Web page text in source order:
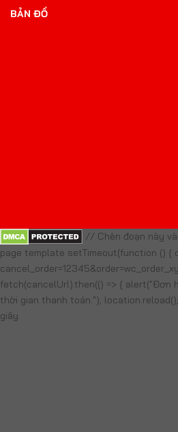
BẢN ĐỒ
// Chèn đoạn này
page template setTimeout(function ()
fetch(cancelUrl).then(() => { alert("Đơn
thời gian thanh toán.");
giây